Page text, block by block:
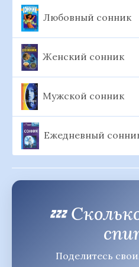
Любовный сонник
Женский сонник
Мужской сонник
Ежедневный
💤
Поделитесь